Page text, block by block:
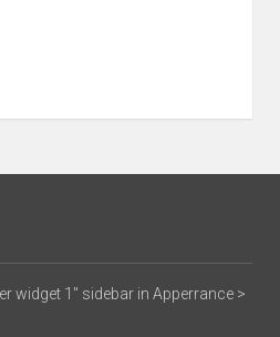
widget 1" sidebar in Apperrance >